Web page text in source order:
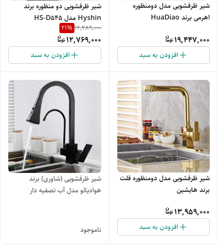
شیر ظرفشویی مدل دومنظوره
اهرمی برند HuaDiao
19,447,000
افزودن به سبد
شیر ظرفشویی دو منظوره برند
Hyshin مدل HS-D545
16,289,000
21%
12,769,000
افزودن به سبد
شیر ظرفشویی مدل دومنظوره فلت
برند هایشین
13,959,000
افزودن به سبد
شیر ظرفشویی (شاوری) برند
هوادیائو مدل آب تصفیه دار
ناموجود